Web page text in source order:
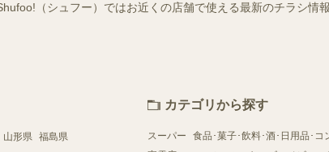
（シュフー）ではお近くの店舗で使える最新のチラシ情
山形県 福島県
カテゴリから探す
スーパー 食品･菓子･飲料･酒･日用品･コ